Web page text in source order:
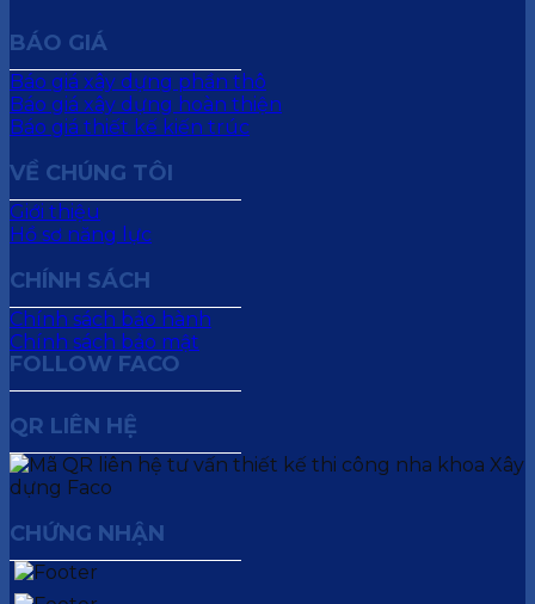
BÁO GIÁ
Báo giá xây dựng phần thô
Báo giá xây dựng hoàn thiện
Báo giá thiết kế kiến trúc
VỀ CHÚNG TÔI
Giới thiệu
Hồ sơ năng lực
CHÍNH SÁCH
Chính sách bảo hành
Chính sách bảo mật
FOLLOW FACO
QR LIÊN HỆ
CHỨNG NHẬN